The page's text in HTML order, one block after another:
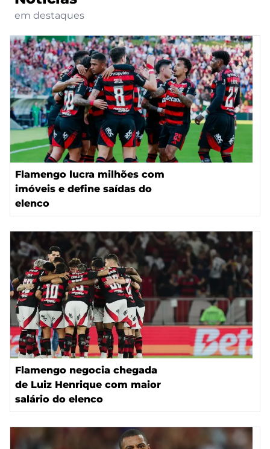
em destaques
Flamengo lucra milhões com
imóveis e define saídas do
elenco
Flamengo negocia chegada
de Luiz Henrique com maior
salário do elenco